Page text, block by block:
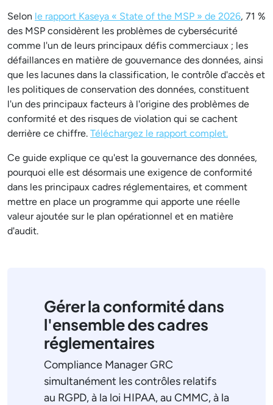
Selon le rapport Kaseya « State of the MSP » de 2026, 71 %
des MSP considèrent les problèmes de cybersécurité
comme l'un de leurs principaux défis commerciaux ; les
défaillances en matière de gouvernance des données, ainsi
que les lacunes dans la classification, le contrôle d'accès et
les politiques de conservation des données, constituent
l'un des principaux facteurs à l'origine des problèmes de
conformité et des risques de violation qui se cachent
derrière ce chiffre. Téléchargez le rapport complet.
Ce guide explique ce qu'est la gouvernance des données,
pourquoi elle est désormais une exigence de conformité
dans les principaux cadres réglementaires, et comment
mettre en place un programme qui apporte une réelle
valeur ajoutée sur le plan opérationnel et en matière
d'audit.
Gérer la conformité dans
l'ensemble des cadres
réglementaires
Compliance Manager GRC
simultanément les contrôles relatifs
au RGPD, à la loi HIPAA, au CMMC, à la